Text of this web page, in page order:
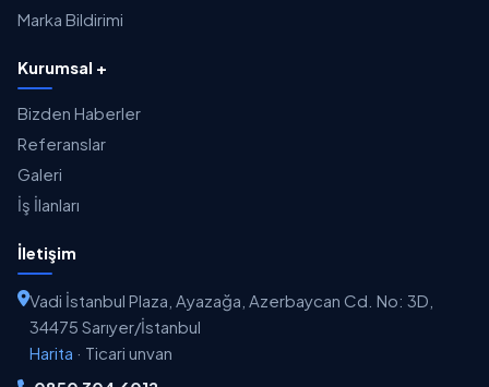
Marka Bildirimi
Kurumsal +
Bizden Haberler
Referanslar
Galeri
İş İlanları
İletişim
Vadi İstanbul Plaza, Ayazağa, Azerbaycan Cd. No: 3D,
34475 Sarıyer/İstanbul
Harita · Ticari unvan